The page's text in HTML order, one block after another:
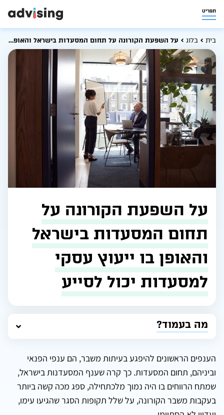
תפריט
בית בלוג על השפעת הקורונה על תחום המסעדות בישראל והאופן בו ייעוץ עסקי למסעדות יכול לסייע
על השפעת הקורונה על
תחום המסעדות בישראל
והאופן בו ייעוץ עסקי
למסעדות יכול לסייע
מה בעמוד?
הענפים הראשונים להיפגע בעיתות משבר, הם ענפי הפנאי
וביניהם, תחום המסעדות. כך קרה שענף המסעדנות בישראל,
שמתח הרווחים בו היה נמוך מלכתחילה, ספג מכה קשה ביותר
בעקבות משבר הקורונה, על שלל תקופות הסגר שהגיעו עימו,